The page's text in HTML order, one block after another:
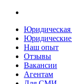
Юридические
Наш опыт
Отзывы
Вакансии
Агентам